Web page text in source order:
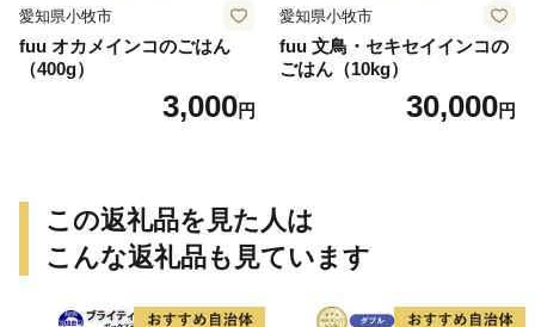
愛知県小牧市
fuu オカメインコのごはん
（400g）
3,000円
愛知県小牧市
fuu 文鳥・セキセイインコの
ごはん（10kg）
30,000円
この返礼品を見た人は
こんな返礼品も見ています